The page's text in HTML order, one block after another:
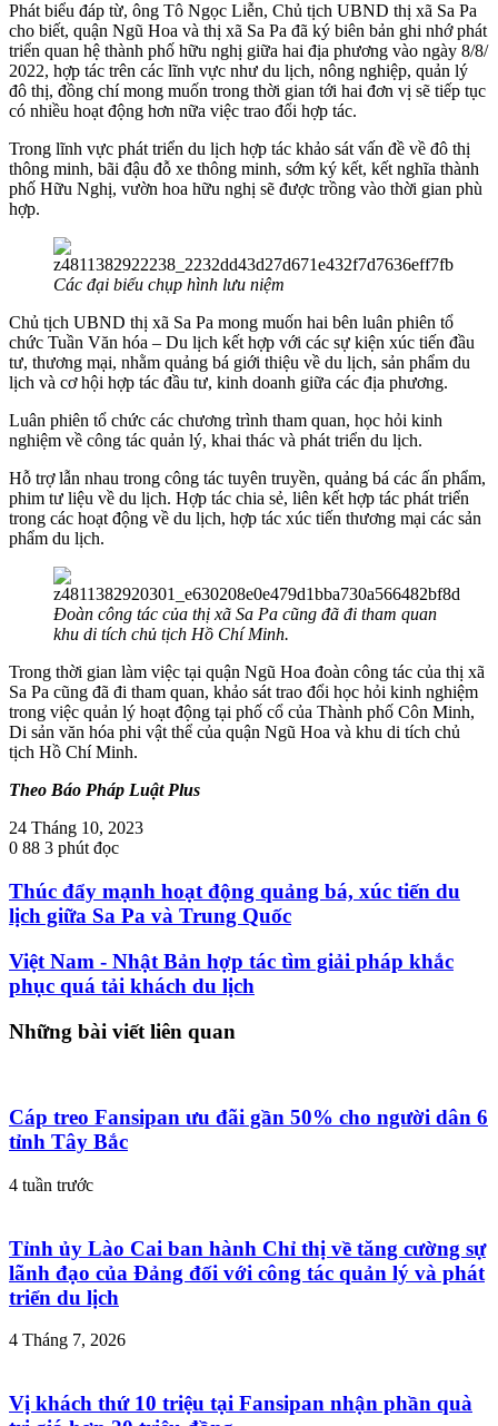
Phát biểu đáp từ, ông Tô Ngọc Liễn, Chủ tịch UBND thị xã Sa Pa
cho biết, quận Ngũ Hoa và thị xã Sa Pa đã ký biên bản ghi nhớ phát
triển quan hệ thành phố hữu nghị giữa hai địa phương vào ngày 8/8/
2022, hợp tác trên các lĩnh vực như du lịch, nông nghiệp, quản lý
đô thị, đồng chí mong muốn trong thời gian tới hai đơn vị sẽ tiếp tục
có nhiều hoạt động hơn nữa việc trao đổi hợp tác.
Trong lĩnh vực phát triển du lịch hợp tác khảo sát vấn đề về đô thị
thông minh, bãi đậu đỗ xe thông minh, sớm ký kết, kết nghĩa thành
phố Hữu Nghị, vườn hoa hữu nghị sẽ được trồng vào thời gian phù
hợp.
Các đại biểu chụp hình lưu niệm
Chủ tịch UBND thị xã Sa Pa mong muốn hai bên luân phiên tổ
chức Tuần Văn hóa – Du lịch kết hợp với các sự kiện xúc tiến đầu
tư, thương mại, nhằm quảng bá giới thiệu về du lịch, sản phẩm du
lịch và cơ hội hợp tác đầu tư, kinh doanh giữa các địa phương.
Luân phiên tổ chức các chương trình tham quan, học hỏi kinh
nghiệm về công tác quản lý, khai thác và phát triển du lịch.
Hỗ trợ lẫn nhau trong công tác tuyên truyền, quảng bá các ấn phẩm,
phim tư liệu về du lịch. Hợp tác chia sẻ, liên kết hợp tác phát triển
trong các hoạt động về du lịch, hợp tác xúc tiến thương mại các sản
phẩm du lịch.
Đoàn công tác của thị xã Sa Pa cũng đã đi tham quan
khu di tích chủ tịch Hồ Chí Minh.
Trong thời gian làm việc tại quận Ngũ Hoa đoàn công tác của thị xã
Sa Pa cũng đã đi tham quan, khảo sát trao đổi học hỏi kinh nghiệm
trong việc quản lý hoạt động tại phố cổ của Thành phố Côn Minh,
Di sản văn hóa phi vật thể của quận Ngũ Hoa và khu di tích chủ
tịch Hồ Chí Minh.
Theo Báo Pháp Luật Plus
24 Tháng 10, 2023
0 88 3 phút đọc
Thúc đẩy mạnh hoạt động quảng bá, xúc tiến du
lịch giữa Sa Pa và Trung Quốc
Việt Nam - Nhật Bản hợp tác tìm giải pháp khắc
phục quá tải khách du lịch
Những bài viết liên quan
Cáp treo Fansipan ưu đãi gần 50% cho người dân 6
tỉnh Tây Bắc
4 tuần trước
Tỉnh ủy Lào Cai ban hành Chỉ thị về tăng cường sự
lãnh đạo của Đảng đối với công tác quản lý và phát
triển du lịch
4 Tháng 7, 2026
Vị khách thứ 10 triệu tại Fansipan nhận phần quà